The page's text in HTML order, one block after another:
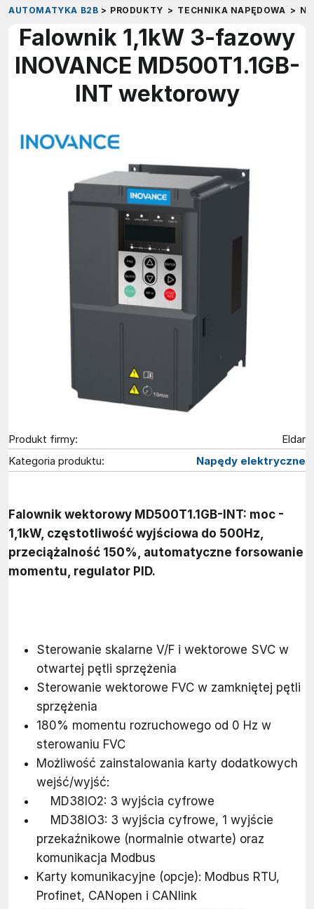
AUTOMATYKA B2B > PRODUKTY > TECHNIKA NAPĘDOWA >
Falownik 1,1kW 3-fazowy
INOVANCE MD500T1.1GB-
INT wektorowy
Produkt firmy:
Eldar
Kategoria produktu:
Napędy elektryczne
Falownik wektorowy MD500T1.1GB-INT: moc -
1,1kW, częstotliwość wyjściowa do 500Hz,
przeciążalność 150%, automatyczne forsowanie
momentu, regulator PID.
Sterowanie skalarne V/F i wektorowe SVC w
otwartej pętli sprzężenia
Sterowanie wektorowe FVC w zamkniętej pętli
sprzężenia
180% momentu rozruchowego od 0 Hz w
sterowaniu FVC
Możliwość zainstalowania karty dodatkowych
wejść/wyjść:
MD38IO2: 3 wyjścia cyfrowe
MD38IO3: 3 wyjścia cyfrowe, 1 wyjście
przekaźnikowe (normalnie otwarte) oraz
komunikacja Modbus
Karty komunikacyjne (opcje): Modbus RTU,
Profinet, CANopen i CANlink